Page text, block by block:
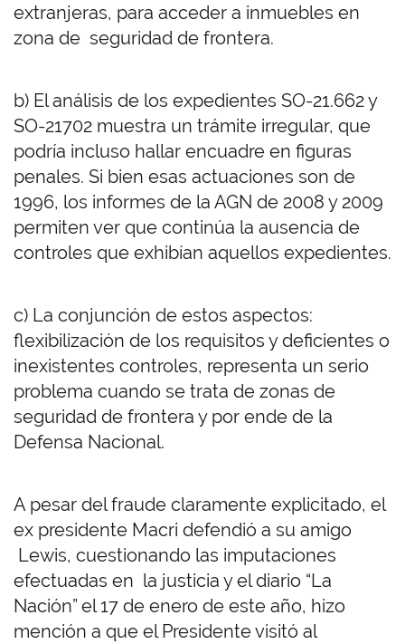
extranjeras, para acceder a inmuebles en
zona de seguridad de frontera.
b) El análisis de los expedientes SO-21.662 y
SO-21702 muestra un trámite irregular, que
podría incluso hallar encuadre en figuras
penales. Si bien esas actuaciones son de
1996, los informes de la AGN de 2008 y 2009
permiten ver que continúa la ausencia de
controles que exhibían aquellos expedientes.
c) La conjunción de estos aspectos:
flexibilización de los requisitos y deficientes o
inexistentes controles, representa un serio
problema cuando se trata de zonas de
seguridad de frontera y por ende de la
Defensa Nacional.
A pesar del fraude claramente explicitado, el
ex presidente Macri defendió a su amigo
Lewis, cuestionando las imputaciones
efectuadas en la justicia y el diario “La
Nación” el 17 de enero de este año, hizo
mención a que el Presidente visitó al